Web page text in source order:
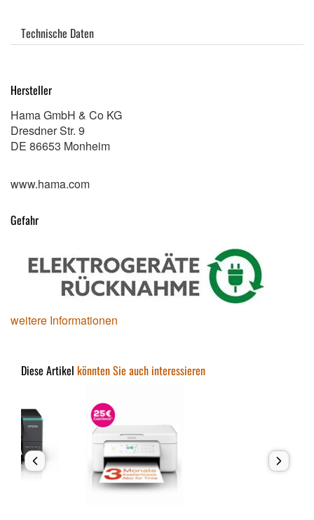
Technische Daten
Hersteller
Hama GmbH & Co KG
Dresdner Str. 9
DE 86653 Monheim
www.hama.com
Gefahr
weitere Informationen
Diese Artikel könnten Sie auch interessieren